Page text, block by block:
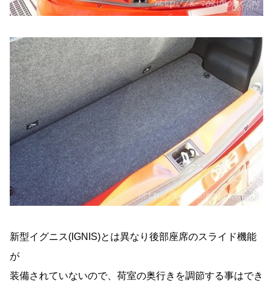
新型イグニス(IGNIS)とは異なり後部座席のスライド機能
が
装備されていないので、荷室の奥行きを調節する事はでき